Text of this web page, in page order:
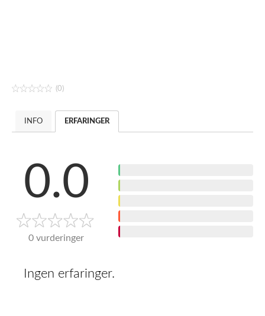
(0)
INFO ERFARINGER
0.0
0 vurderinger
Ingen erfaringer.